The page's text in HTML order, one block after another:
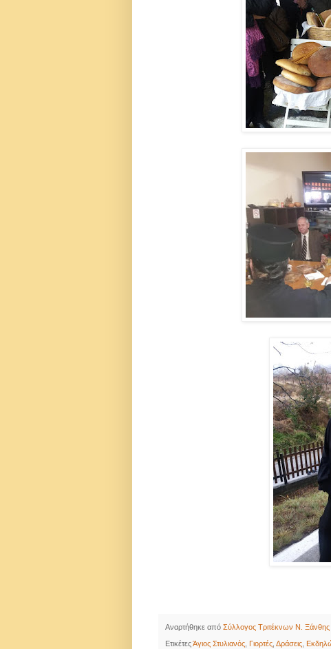
Αναρτήθηκε από Σύλλογος Τριτέκνων Ν. Ξάνθης
ΕτικέτεςΆγιος Στυλιανός Γιορτές Δράσεις